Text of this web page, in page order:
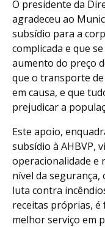
O presidente da
agradeceu ao
subsídio para a
complicada e que
aumento do preço
que o transporte
em causa, e que
prejudicar a
Este apoio,
subsídio à AHBVP,
operacionalidade e
nível da
luta contra
receitas próprias,
melhor serviço em